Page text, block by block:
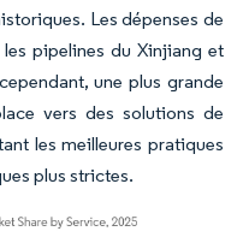
Les dépenses de
pipelines du Xinjiang et
une plus grande
vers des solutions de
les meilleures pratiques
plus strictes.